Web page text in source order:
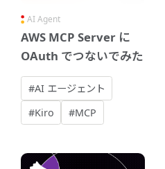
AI Agent
AWS MCP Server に
OAuth でつないでみた
#AI エージェント
#Kiro
#MCP